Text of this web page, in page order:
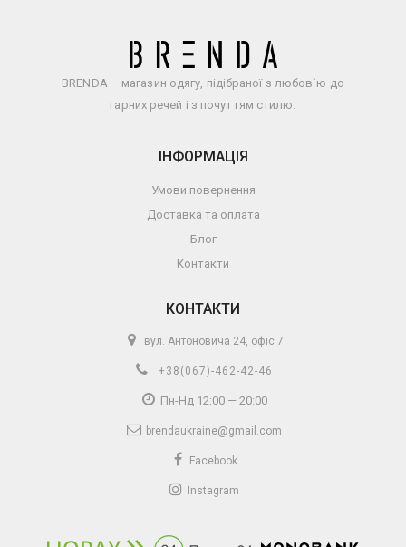
BRENDA – магазин одягу, підібраної з любов`ю до
гарних речей і з почуттям стилю.
ІНФОРМАЦІЯ
Умови повернення
Доставка та оплата
Блог
Контакти
КОНТАКТИ
вул. Антоновича 24, офіс 7
+38(067)-462-42-46
Пн-Нд 12:00 — 20:00
brendaukraine@gmail.com
Facebook
Instagram